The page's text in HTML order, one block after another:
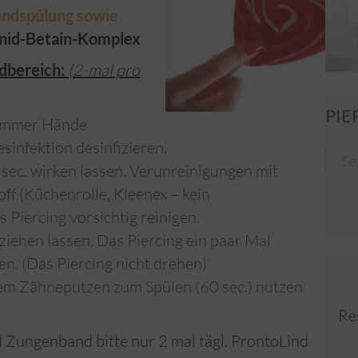
sowie
Betain-Komplex
(2-mal pro
Hände
desinfizieren.
wirken lassen. Verunreinigungen mit
(Küchenrolle, Kleenex – kein
Piercing vorsichtig reinigen.
lassen. Das Piercing ein paar Mal
(Das Piercing nicht drehen)
Zähneputzen zum Spülen (60 sec.) nutzen
bitte nur 2 mal tägl. ProntoLind